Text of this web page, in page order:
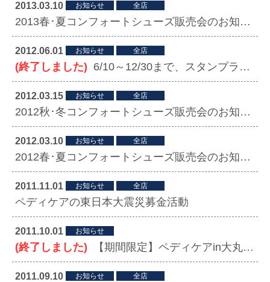
2013.03.10 お知らせ 全店
2013春･夏コンフォートシューズ販売会のお知らせ
2012.06.01 お知らせ 全店
(終了しました) 6/10～12/30まで、スタンプラリー実施中！
2012.03.15 お知らせ 全店
2012秋･冬コンフォートシューズ販売会のお知らせ
2012.03.10 お知らせ 全店
2012春･夏コンフォートシューズ販売会のお知らせ
2011.11.01 お知らせ 全店
ペディケアの東日本大震災募金活動
2011.10.01 お知らせ
(終了しました) 【期間限定】ペディケアin大丸東京店
2011.09.10 お知らせ 全店